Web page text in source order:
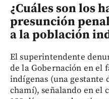
¿Cuáles son los
presunción
a la población
El superintendente
de la Gobernación en el
indígenas (una gestante
chamí), señalando en el